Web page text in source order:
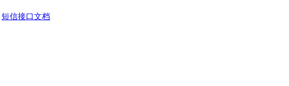
短信接口文档